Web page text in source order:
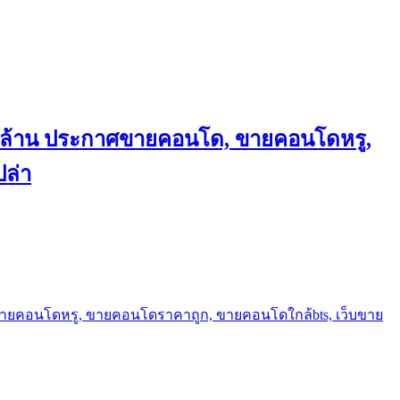
าน ประกาศขายคอนโด, ขายคอนโดหรู,
ล่า
คอนโดหรู, ขายคอนโดราคาถูก, ขายคอนโดใกล้bts, เว็บขาย